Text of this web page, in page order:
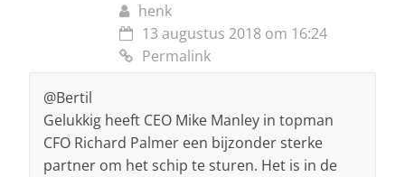
henk
13 augustus 2018 om 16:24
Permalink
@Bertil
Gelukkig heeft CEO Mike Manley in topman
CFO Richard Palmer een bijzonder sterke
partner om het schip te sturen. Het is in de